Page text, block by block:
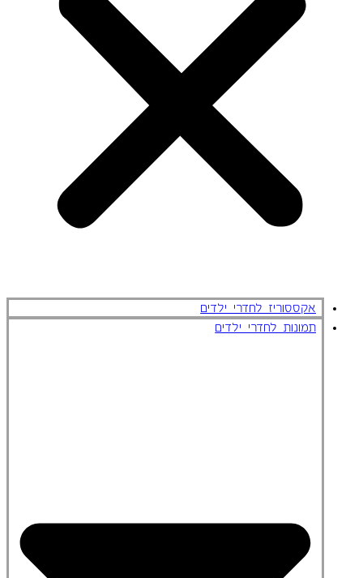
אקססוריז לחדרי ילדים
תמונות לחדרי ילדים